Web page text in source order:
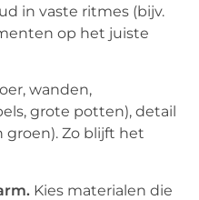
in vaste ritmes (bijv.
op het juiste
wanden,
grote potten), detail
groen). Zo blijft het
Kies materialen die